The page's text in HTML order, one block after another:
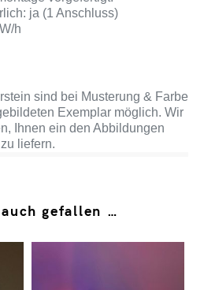
ja (1 Anschluss)
h
sind bei Musterung & Farbe
Exemplar möglich. Wir
Ihnen ein den Abbildungen
liefern.
gefallen …